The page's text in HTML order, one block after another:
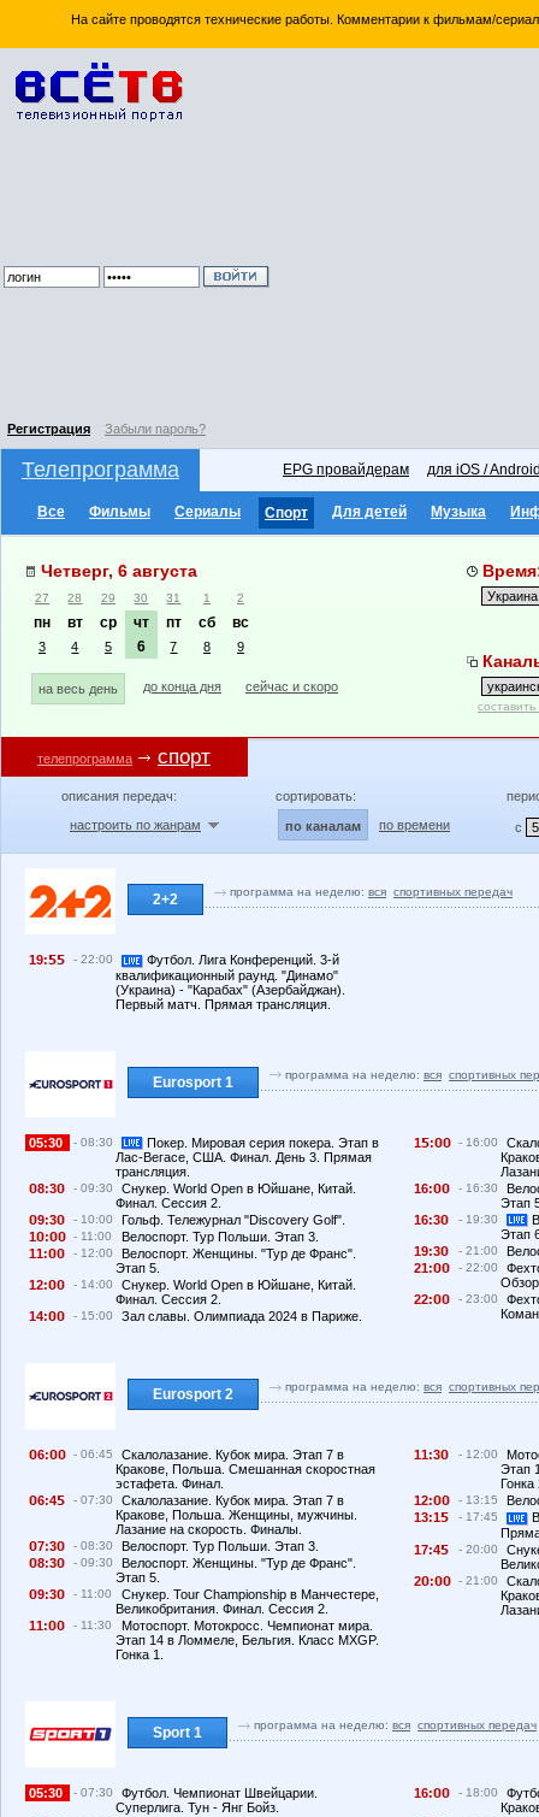
На сайте проводятся технические работы. Комментарии к фильмам/
Регистрация Забыли пароль?
Телепрограмма EPG провайдерам для iOS /
Все Фильмы Сериалы Спорт Для детей Музыка
Четверг, 6 августа
27 28 29 30 31 1 2
пн вт ср чт пт сб вс
3 4 5 6 7 8 9
на весь день до конца дня сейчас и скоро
телепрограмма спорт
описания передач:
настроить по жанрам
сортировать:
по каналам по времени с
2+2 программа на неделю: вся спортивных передач
19: - 22:00
Футбол. Лига Конференций. 3-й
квалификационный раунд. "Динамо"
(Украина) - "Карабах" (Азербайджан).
Первый матч. Прямая трансляция.
Eurosport 1 программа на неделю: вся спортивных
05:30 - 08:30
Покер. Мировая серия покера. Этап в
Лас-Вегасе, США. Финал. День 3. Прямая
трансляция.
8:3
- 09:30
Снукер. World Open в Юйшане, Китай.
Финал. Сессия 2.
9:3
- 10:00
Гольф. Тележурнал "Discovery Golf".
1
: - 11:00
Велоспорт. Тур Польши. Этап 3.
11:
- 12:00
Велоспорт. Женщины. "Тур де Франс".
Этап 5.
12:
- 14:00
Снукер. World Open в Юйшане, Китай.
Финал. Сессия 2.
14:
- 15:00 Зал славы. Олимпиада 2024 в Париже.
1 : - 16:00
16:
- 16:30
Этап
16:3
- 19:30
Этап
19:3
- 21:00
21:
- 22:00
22:
- 23:00
Eurosport 2 программа на неделю: вся спортивных
6: - 06:45
Скалолазание. Кубок мира. Этап 7 в
Кракове, Польша. Смешанная скоростная
эстафета. Финал.
6:4
- 07:30
Скалолазание. Кубок мира. Этап 7 в
Кракове, Польша. Женщины, мужчины.
Лазание на скорость. Финалы.
7:3
- 08:30
Велоспорт. Тур Польши. Этап 3.
8:3
- 09:30
Велоспорт. Женщины. "Тур де Франс".
Этап 5.
9:3
- 11:00
Снукер. Tour Championship в Манчестере,
Великобритания. Финал. Сессия 2.
11:
- 11:30
Мотоспорт. Мотокросс. Чемпионат мира.
Этап 14 в Ломмеле, Бельгия. Класс MXGP.
Гонка 1.
11:3 - 12:00
Этап
Гонка
12:
- 13:15
13:1
- 17:45
17:4
- 20:00
2
: - 21:00
Sport 1 программа на неделю: вся спортивных передач
05:30 - 07:30
Футбол. Чемпионат Швейцарии.
Суперлига. Тун - Янг Бойз.
16: - 18:00